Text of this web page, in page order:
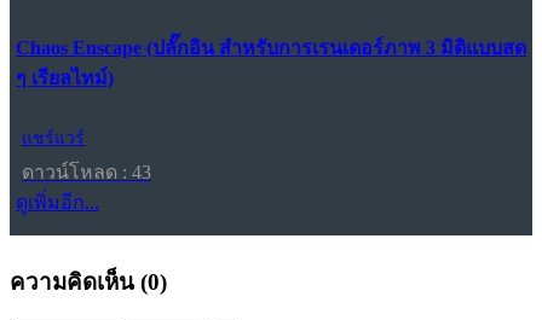
Chaos Enscape (ปลั๊กอิน สำหรับการเรนเดอร์ภาพ 3 มิติแบบสด
ๆ เรียลไทม์)
แชร์แวร์
ดาวน์โหลด : 43
ดูเพิ่มอีก...
ความคิดเห็น (0)